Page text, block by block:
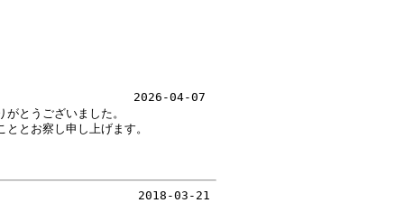
2026-04-07
とうございました。
とお察し申し上げます。
2018-03-21